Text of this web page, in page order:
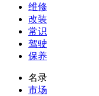
维修
改装
常识
驾驶
保养
名录
市场